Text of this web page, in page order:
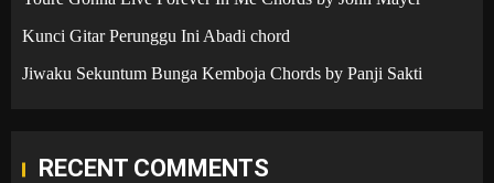
Kunci Gitar Perunggu Ini Abadi chord
Jiwaku Sekuntum Bunga Kemboja Chords by Panji Sakti
RECENT COMMENTS